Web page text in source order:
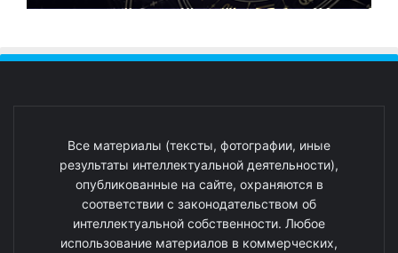
Все материалы (тексты, фотографии, иные
результаты интеллектуальной деятельности),
опубликованные на сайте, охраняются в
соответствии с законодательством об
интеллектуальной собственности. Любое
использование материалов в коммерческих,